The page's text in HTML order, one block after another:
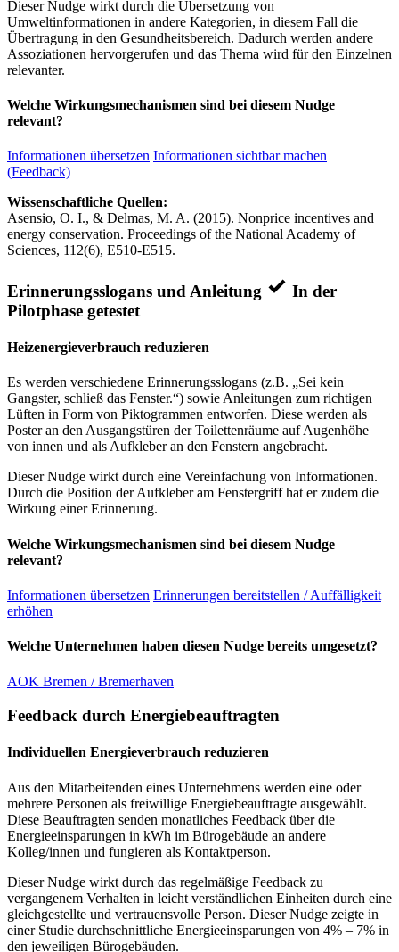
Dieser Nudge wirkt durch die Übersetzung von
Umweltinformationen in andere Kategorien, in diesem Fall die
Übertragung in den Gesundheitsbereich. Dadurch werden andere
Assoziationen hervorgerufen und das Thema wird für den Einzelnen
relevanter.
Welche Wirkungsmechanismen sind bei diesem Nudge
relevant?
Informationen übersetzen Informationen sichtbar machen
(Feedback)
Wissenschaftliche Quellen:
Asensio, O. I., & Delmas, M. A. (2015). Nonprice incentives and
energy conservation. Proceedings of the National Academy of
Sciences, 112(6), E510-E515.
Erinnerungsslogans und Anleitung
In der
Pilotphase getestet
Heizenergieverbrauch reduzieren
Es werden verschiedene Erinnerungsslogans (z.B. „Sei kein
Gangster, schließ das Fenster.“) sowie Anleitungen zum richtigen
Lüften in Form von Piktogrammen entworfen. Diese werden als
Poster an den Ausgangstüren der Toilettenräume auf Augenhöhe
von innen und als Aufkleber an den Fenstern angebracht.
Dieser Nudge wirkt durch eine Vereinfachung von Informationen.
Durch die Position der Aufkleber am Fenstergriff hat er zudem die
Wirkung einer Erinnerung.
Welche Wirkungsmechanismen sind bei diesem Nudge
relevant?
Informationen übersetzen Erinnerungen bereitstellen / Auffälligkeit
erhöhen
Welche Unternehmen haben diesen Nudge bereits umgesetzt?
AOK Bremen / Bremerhaven
Feedback durch Energiebeauftragten
Individuellen Energieverbrauch reduzieren
Aus den Mitarbeitenden eines Unternehmens werden eine oder
mehrere Personen als freiwillige Energiebeauftragte ausgewählt.
Diese Beauftragten senden monatliches Feedback über die
Energieeinsparungen in kWh im Bürogebäude an andere
Kolleg/innen und fungieren als Kontaktperson.
Dieser Nudge wirkt durch das regelmäßige Feedback zu
vergangenem Verhalten in leicht verständlichen Einheiten durch eine
gleichgestellte und vertrauensvolle Person. Dieser Nudge zeigte in
einer Studie durchschnittliche Energieeinsparungen von 4% – 7% in
den jeweiligen Bürogebäuden.